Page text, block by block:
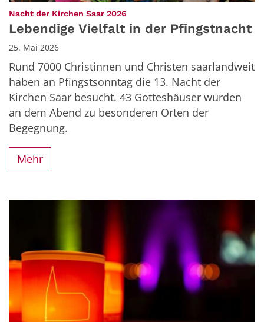
Nacht der Kirchen Saar 2026
Lebendige Vielfalt in der Pfingstnacht
25. Mai 2026
Rund 7000 Christinnen und Christen saarlandweit
haben an Pfingstsonntag die 13. Nacht der
Kirchen Saar besucht. 43 Gotteshäuser wurden
an dem Abend zu besonderen Orten der
Begegnung.
Mehr